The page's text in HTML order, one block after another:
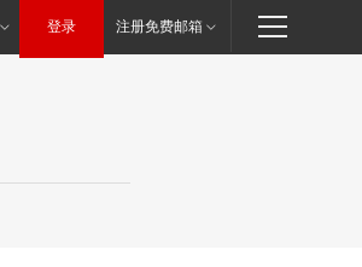
登录 注册免费邮箱